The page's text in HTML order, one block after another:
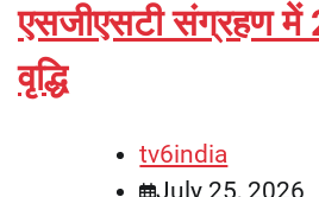
एसजीएसटी संग्रहण में
वृद्धि
tv6india
July 25, 2026